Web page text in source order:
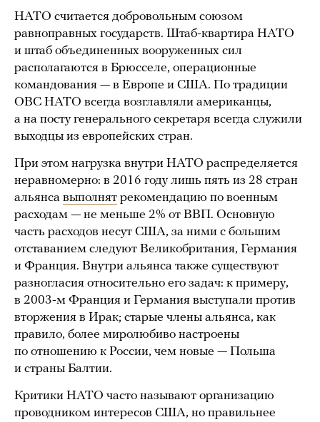
НАТО считается добровольным союзом
равноправных государств. Штаб-квартира НАТО
и штаб объединенных вооруженных сил
располагаются в Брюсселе, операционные
командования — в Европе и США. По традиции
ОВС НАТО всегда возглавляли американцы,
а на посту генерального секретаря всегда служили
выходцы из европейских стран.
При этом нагрузка внутри НАТО распределяется
неравномерно: в 2016 году лишь пять из 28 стран
альянса выполнят рекомендацию по военным
расходам — не меньше 2% от ВВП. Основную
часть расходов несут США, за ними с большим
отставанием следуют Великобритания, Германия
и Франция. Внутри альянса также существуют
разногласия относительно его задач: к примеру,
в 2003-м Франция и Германия выступали против
вторжения в Ирак; старые члены альянса, как
правило, более миролюбиво настроены
по отношению к России, чем новые — Польша
и страны Балтии.
Критики НАТО часто называют организацию
проводником интересов США, но правильнее